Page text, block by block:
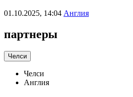
01.10.2025, 14:04 Англия
партнеры
Челси
Челси
Англия